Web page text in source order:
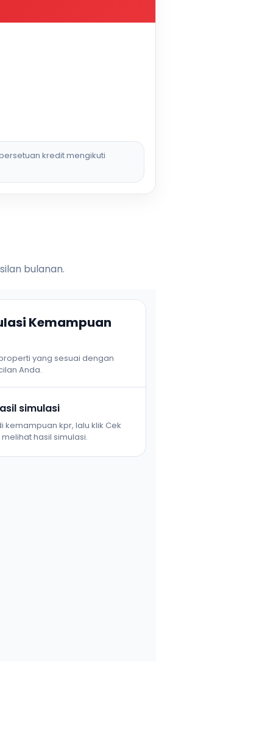
kredit mengikuti
bulanan.
Kemampuan
yang sesuai dengan
Anda.
simulasi
kemampuan kpr, lalu klik Cek
hasil simulasi.